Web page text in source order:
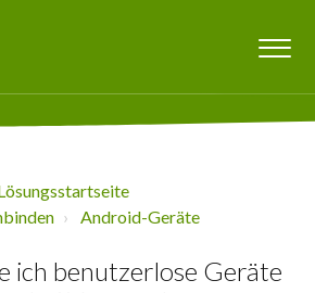
Android-Geräte
ich benutzerlose Geräte